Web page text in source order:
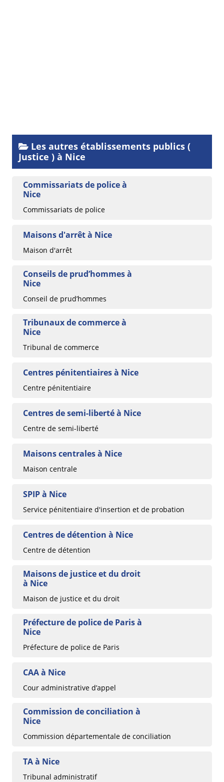
Les autres établissements publics (
Justice ) à Nice
Commissariats de police à
Nice
Commissariats de police
Maisons d'arrêt à Nice
Maison d'arrêt
Conseils de prud’hommes à
Nice
Conseil de prud’hommes
Tribunaux de commerce à
Nice
Tribunal de commerce
Centres pénitentiaires à Nice
Centre pénitentiaire
Centres de semi-liberté à Nice
Centre de semi-liberté
Maisons centrales à Nice
Maison centrale
SPIP à Nice
Service pénitentiaire d'insertion et de probation
Centres de détention à Nice
Centre de détention
Maisons de justice et du droit
à Nice
Maison de justice et du droit
Préfecture de police de Paris à
Nice
Préfecture de police de Paris
CAA à Nice
Cour administrative d’appel
Commission de conciliation à
Nice
Commission départementale de conciliation
TA à Nice
Tribunal administratif